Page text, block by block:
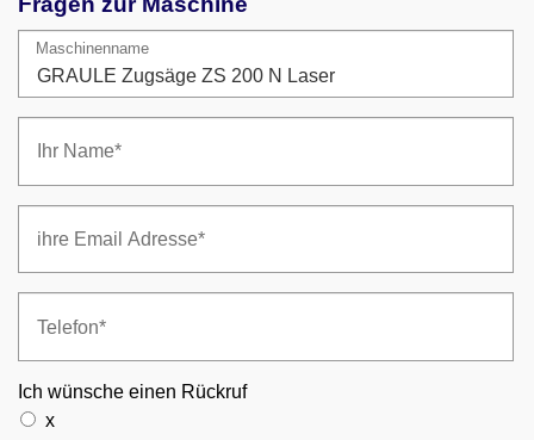
Maschinenname
Ich wünsche einen Rückruf
x